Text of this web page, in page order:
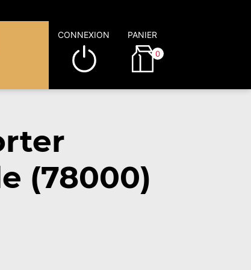
CONNEXION PANIER
0
(78000)